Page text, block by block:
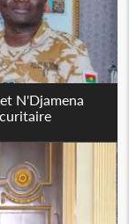
N'Djamena